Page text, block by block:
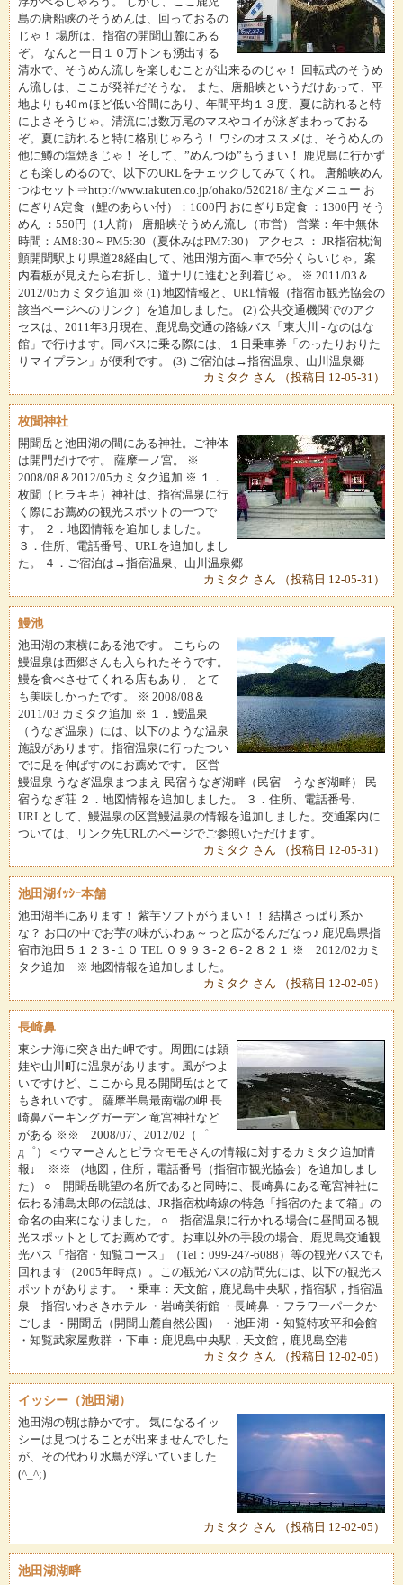
島の唐船峡のそうめんは、回っておるの
じゃ！ 場所は、指宿の開聞山麓にある
ぞ。 なんと一日１０万トンも湧出する
清水で、そうめん流しを楽しむことが出来るのじゃ！ 回転式のそうめ
ん流しは、ここが発祥だそうな。 また、唐船峡というだけあって、平
地よりも40ｍほど低い谷間にあり、年間平均１３度、夏に訪れると特
によさそうじゃ。清流には数万尾のマスやコイが泳ぎまわっておる
ぞ。夏に訪れると特に格別じゃろう！ ワシのオススメは、そうめんの
他に鱒の塩焼きじゃ！ そして、”めんつゆ”もうまい！ 鹿児島に行かず
とも楽しめるので、以下のURLをチェックしてみてくれ。 唐船峡めん
つゆセット⇒http://www.rakuten.co.jp/ohako/520218/ 主なメニュー お
にぎりA定食（鯉のあらい付）：1600円 おにぎりB定食 ：1300円 そう
めん ：550円（1人前） 唐船峡そうめん流し（市営） 営業：年中無休
時間：AM8:30～PM5:30（夏休みはPM7:30） アクセス ： JR指宿枕渹
顫開聞駅より県道28経由して、池田湖方面へ車で5分くらいじゃ。案
内看板が見えたら右折し、道ナリに進むと到着じゃ。 ※ 2011/03＆
2012/05カミタク追加 ※ (1) 地図情報と、URL情報（指宿市観光協会の
該当ページへのリンク）を追加しました。 (2) 公共交通機関でのアク
セスは、2011年3月現在、鹿児島交通の路線バス「東大川 - なのはな
館」で行けます。同バスに乗る際には、１日乗車券「のったりおりた
りマイプラン」が便利です。 (3) ご宿泊は→指宿温泉、山川温泉郷
カミタク さん （投稿日 12-05-31）
枚聞神社
開聞岳と池田湖の間にある神社。ご神体
は開門だけです。 薩摩一ノ宮。 ※
2008/08＆2012/05カミタク追加 ※ １．
枚聞（ヒラキキ）神社は、指宿温泉に行
く際にお薦めの観光スポットの一つで
す。 ２．地図情報を追加しました。
３．住所、電話番号、URLを追加しまし
た。 ４．ご宿泊は→指宿温泉、山川温泉郷
カミタク さん （投稿日 12-05-31）
鰻池
池田湖の東横にある池です。 こちらの
鰻温泉は西郷さんも入られたそうです。
鰻を食べさせてくれる店もあり、 とて
も美味しかったです。 ※ 2008/08＆
2011/03 カミタク追加 ※ １．鰻温泉
（うなぎ温泉）には、以下のような温泉
施設があります。指宿温泉に行ったつい
でに足を伸ばすのにお薦めです。 区営
鰻温泉 うなぎ温泉まつまえ 民宿うなぎ湖畔（民宿 うなぎ湖畔） 民
宿うなぎ荘 ２．地図情報を追加しました。 ３．住所、電話番号、
URLとして、鰻温泉の区営鰻温泉の情報を追加しました。交通案内に
ついては、リンク先URLのページでご参照いただけます。
カミタク さん （投稿日 12-05-31）
池田湖ｲｯｼｰ本舗
池田湖半にあります！ 紫芋ソフトがうまい！！ 結構さっぱり系か
な？ お口の中でお芋の味がふわぁ～っと広がるんだなっ♪ 鹿児島県指
宿市池田５１２３-１０ TEL ０９９３-２６-２８２１ ※ 2012/02カミ
タク追加 ※ 地図情報を追加しました。
カミタク さん （投稿日 12-02-05）
長崎鼻
東シナ海に突き出た岬です。周囲には頴
娃や山川町に温泉があります。風がつよ
いですけど、ここから見る開聞岳はとて
もきれいです。 薩摩半島最南端の岬 長
崎鼻パーキングガーデン 竜宮神社など
がある ※※ 2008/07、2012/02（゜
д゜）＜ウマーさんとピラ☆モモさんの情報に対するカミタク追加情
報↓ ※※ （地図，住所，電話番号（指宿市観光協会）を追加しまし
た） ○ 開聞岳眺望の名所であると同時に、長崎鼻にある竜宮神社に
伝わる浦島太郎の伝説は、JR指宿枕崎線の特急「指宿のたまて箱」の
命名の由来になりました。 ○ 指宿温泉に行かれる場合に昼間回る観
光スポットとしてお薦めです。お車以外の手段の場合、鹿児島交通観
光バス「指宿・知覧コース」（Tel：099-247-6088）等の観光バスでも
回れます（2005年時点）。この観光バスの訪問先には、以下の観光ス
ポットがあります。 ・乗車：天文館，鹿児島中央駅，指宿駅，指宿温
泉 指宿いわさきホテル ・岩崎美術館 ・長崎鼻 ・フラワーパークか
ごしま ・開聞岳（開聞山麓自然公園） ・池田湖 ・知覧特攻平和会館
・知覧武家屋敷群 ・下車：鹿児島中央駅，天文館，鹿児島空港
カミタク さん （投稿日 12-02-05）
イッシー（池田湖）
池田湖の朝は静かです。 気になるイッ
シーは見つけることが出来ませんでした
が、その代わり水鳥が浮いていました
(^_^;)
カミタク さん （投稿日 12-02-05）
池田湖湖畔